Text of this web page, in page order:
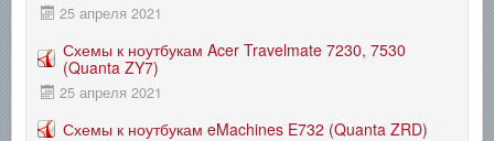
25 апреля 2021
Схемы к ноутбукам Acer Travelmate 7230, 7530
(Quanta ZY7)
25 апреля 2021
Схемы к ноутбукам eMachines E732 (Quanta ZRD)